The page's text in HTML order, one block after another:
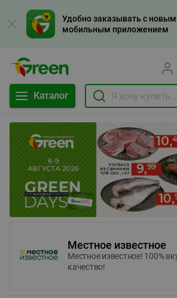
Удобно заказывать с новым
мобильным приложением
Каталог
Местное известное
Местное известное! 100%
качество!